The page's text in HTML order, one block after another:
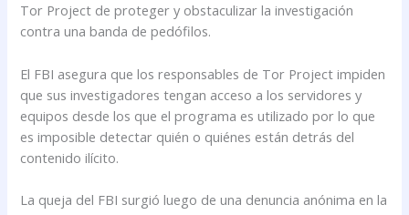
Tor Project de proteger y obstaculizar la investigación
contra una banda de pedófilos.
El FBI asegura que los responsables de Tor Project impiden
que sus investigadores tengan acceso a los servidores y
equipos desde los que el programa es utilizado por lo que
es imposible detectar quién o quiénes están detrás del
contenido ilícito.
La queja del FBI surgió luego de una denuncia anónima en la